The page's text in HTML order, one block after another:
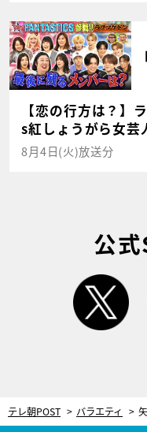
【恋の行方は？】
s紅しょうがら女芸
8月4日(火)放送分
公式
テレ朝POST バラエティ